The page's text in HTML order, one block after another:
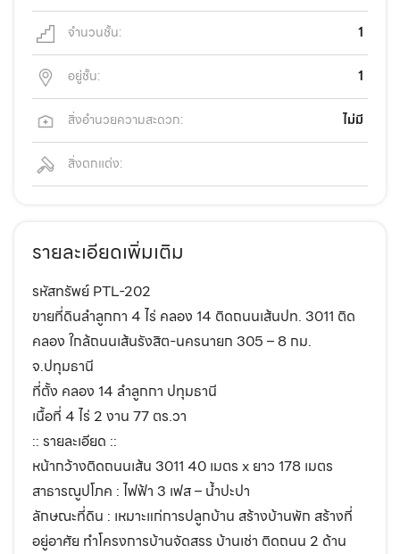
จำนวนชั้น: 1
อยู่ชั้น: 1
สิ่งอำนวยความสะดวก: ไม่มี
สิ่งตกแต่ง:
รายละเอียดเพิ่มเติม
รหัสทรัพย์ PTL-202
ขายที่ดินลำลูกกา 4 ไร่ คลอง 14 ติดถนนเส้นปท. 3011 ติด
คลอง ใกล้ถนนเส้นรังสิต-นครนายก 305 – 8 กม.
จ.ปทุมธานี
ที่ตั้ง คลอง 14 ลำลูกกา ปทุมธานี
เนื้อที่ 4 ไร่ 2 งาน 77 ตร.วา
:: รายละเอียด ::
หน้ากว้างติดถนนเส้น 3011 40 เมตร x ยาว 178 เมตร
สาธารณูปโภค : ไฟฟ้า 3 เฟส – น้ำปะปา
ลักษณะที่ดิน : เหมาะแก่การปลูกบ้าน สร้างบ้านพัก สร้างที่
อยู่อาศัย ทำโครงการบ้านจัดสรร บ้านเช่า ติดถนน 2 ด้าน